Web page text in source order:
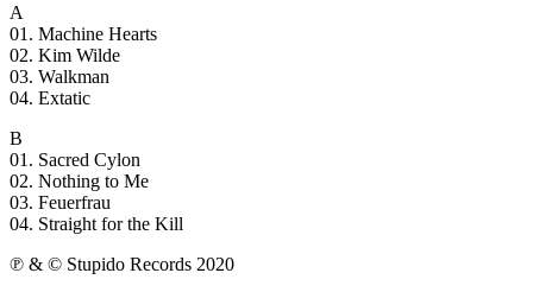
A
01. Machine Hearts
02. Kim Wilde
03. Walkman
04. Extatic
B
01. Sacred Cylon
02. Nothing to Me
03. Feuerfrau
04. Straight for the Kill
℗ & © Stupido Records 2020